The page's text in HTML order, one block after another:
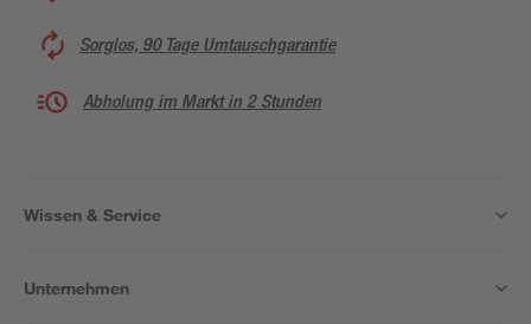
Sorglos, 90 Tage Umtauschgarantie
Abholung im Markt in 2 Stunden
Wissen & Service
Unternehmen